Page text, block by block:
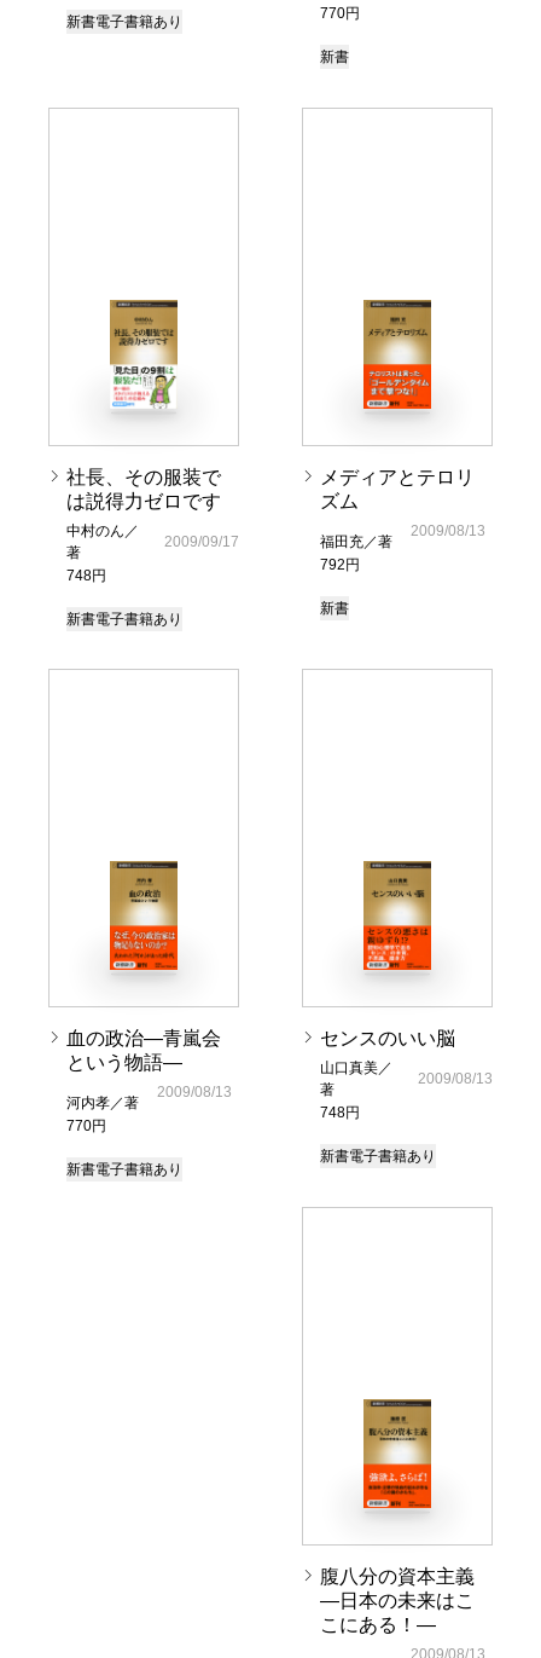
新書電子書籍あり
770円
新書
社長、その服装で
は説得力ゼロです
中村のん／
著
748円
2009/09/17
新書電子書籍あり
メディアとテロリ
ズム
福田充／著
792円
2009/08/13
新書
血の政治―青嵐会
という物語―
河内孝／著
770円
2009/08/13
新書電子書籍あり
センスのいい脳
山口真美／
著
748円
2009/08/13
新書電子書籍あり
腹八分の資本主義
―日本の未来はこ
こにある！―
2009/08/13